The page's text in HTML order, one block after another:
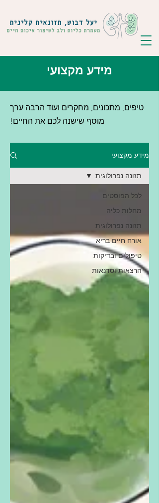
מידע מקצועי
טיפים, מתכונים, מחקרים ועוד הרבה ערך
מוסף שישנה לכם את החיים!
מידע מקצועי
לכל הפוסטים
מחלות כליה
תזונה נפרולוגית
אורח חיים בריא
טיפולים ובדיקות
הרצאות וסדנאות
תזונה נפרולוגית